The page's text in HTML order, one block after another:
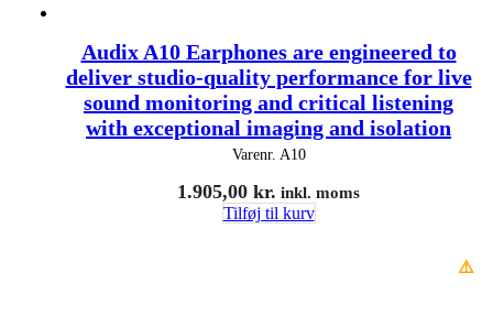
Audix A10 Earphones are engineered to
deliver studio-quality performance for live
sound monitoring and critical listening
with exceptional imaging and isolation
Varenr. A10
1.905,00 kr. inkl. moms
Tilføj til kurv
⚠️